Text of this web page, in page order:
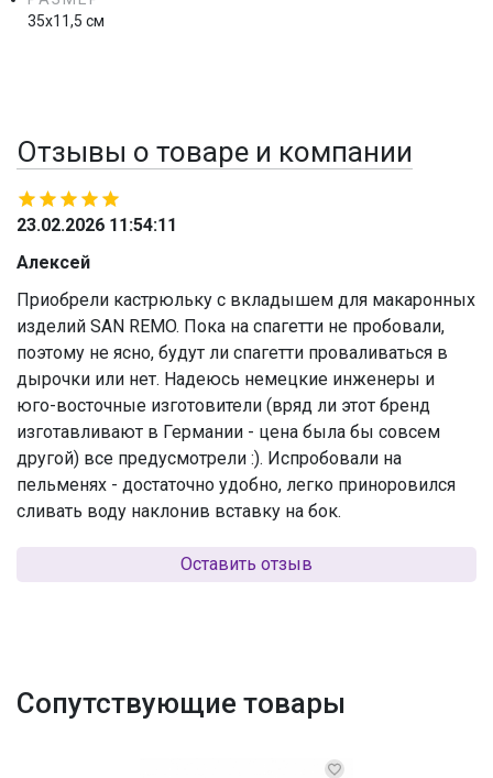
35х11,5 см
Отзывы о товаре и компании
23.02.2026 11:54:11
Алексей
Приобрели кастрюльку с вкладышем для макаронных
изделий SAN REMO. Пока на спагетти не пробовали,
поэтому не ясно, будут ли спагетти проваливаться в
дырочки или нет. Надеюсь немецкие инженеры и
юго-восточные изготовители (вряд ли этот бренд
изготавливают в Германии - цена была бы совсем
другой) все предусмотрели :). Испробовали на
пельменях - достаточно удобно, легко приноровился
сливать воду наклонив вставку на бок.
Оставить отзыв
Сопутствующие товары